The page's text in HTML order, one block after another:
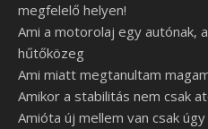
megfelelő helyen!
Ami a motorolaj egy autónak,
hűtőközeg
Ami miatt megtanultam
Amikor a stabilitás nem csak
Amióta új mellem van csak